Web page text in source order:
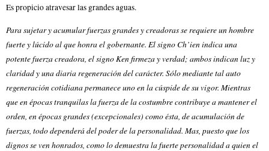
Es propicio atravesar las grandes aguas.
Para sujetar y acumular fuerzas grandes y creadoras se requiere un hombre
fuerte y lúcido al que honra el gobernante. El signo Ch’ien indica una
potente fuerza creadora, el signo Ken firmeza y verdad; ambos indican luz y
claridad y una diaria regeneración del carácter. Sólo mediante tal auto
regeneración cotidiana permanece uno en la cúspide de su vigor. Mientras
que en épocas tranquilas la fuerza de la costumbre contribuye a mantener el
orden, en épocas grandes (excepcionales) como ésta, de acumulación de
fuerzas, todo dependerá del poder de la personalidad. Mas, puesto que los
dignos se ven honrados, como lo demuestra la fuerte personalidad a quien el